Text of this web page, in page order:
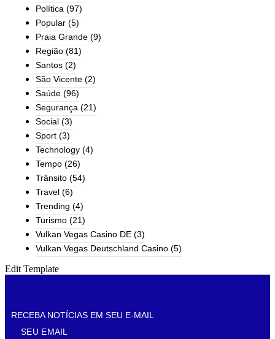
Política (97)
Popular (5)
Praia Grande (9)
Região (81)
Santos (2)
São Vicente (2)
Saúde (96)
Segurança (21)
Social (3)
Sport (3)
Technology (4)
Tempo (26)
Trânsito (54)
Travel (6)
Trending (4)
Turismo (21)
Vulkan Vegas Casino DE (3)
Vulkan Vegas Deutschland Casino (5)
Edit Template
RECEBA NOTÍCIAS EM SEU E-MAIL